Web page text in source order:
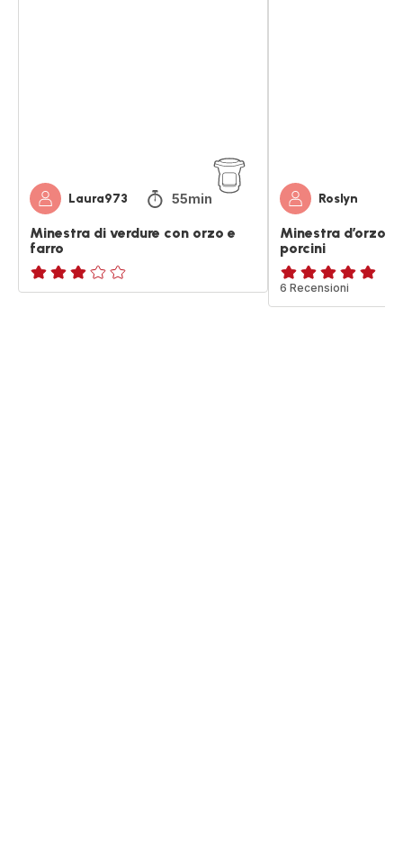
Laura973 55min
Minestra di verdure con orzo e
farro
Recensione
Roslyn
Minestra d’orzo ,
porcini
ratings.4.9
6 Recensioni